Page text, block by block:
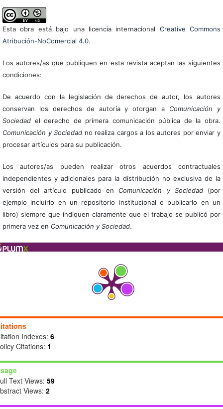
Esta obra está bajo una licencia internacional Creative Commons
Atribución-NoComercial 4.0.
Los autores/as que publiquen en esta revista aceptan las siguientes
condiciones:
De acuerdo con la legislación de derechos de autor, los autores
conservan los derechos de autoría y otorgan a Comunicación y
Sociedadel derecho de primera comunicación pública de la obra.
Comunicación y Sociedad no realiza cargos a los autores por enviar y
procesar artículos para su publicación.
Los autores/as pueden realizar otros acuerdos contractuales
independientes y adicionales para la distribución no exclusiva de la
versión del artículo publicado en Comunicación y Sociedad(por
ejemplo incluirlo en un repositorio institucional o publicarlo en un
libro) siempre que indiquen claramente que el trabajo se publicó por
primera vez en Comunicación y Sociedad.
Indexes: 6
Citations: 1
Text Views: 59
Views: 2